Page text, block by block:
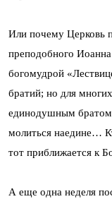
Или почему Церковь
преподобного
богомудрой
братий; но для
единодушным
молиться наедине…
тот приближается к
А еще одна неделя